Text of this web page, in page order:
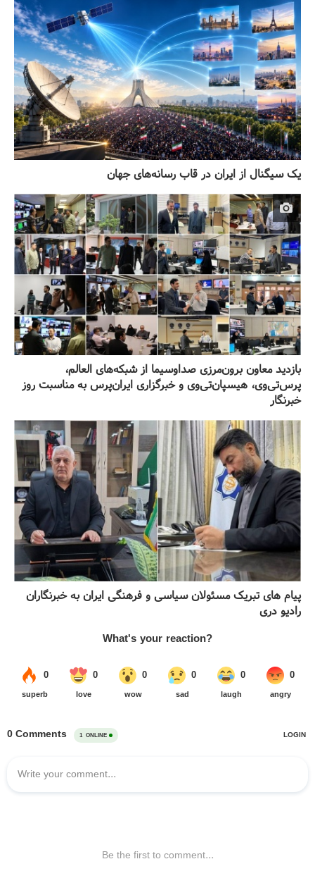
یک سیگنال از ایران در قاب رسانه‌های جهان
بازدید معاون برون‌مرزی صداوسیما از شبکه‌های العالم،
پرس‌تی‌وی، هیسپان‌تی‌وی و خبرگزاری ایران‌پرس به مناسبت روز
خبرنگار
پیام های تبریک مسئولان سیاسی و فرهنگی ایران به خبرنگاران
رادیو دری